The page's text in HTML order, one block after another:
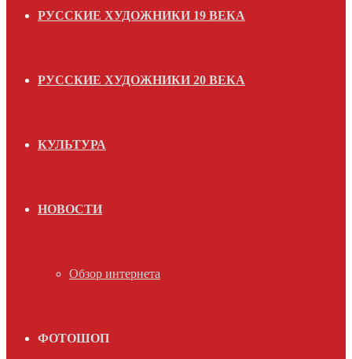
РУССКИЕ ХУДОЖНИКИ 19 ВЕКА
РУССКИЕ ХУДОЖНИКИ 20 ВЕКА
КУЛЬТУРА
НОВОСТИ
Обзор интернета
ФОТОШОП